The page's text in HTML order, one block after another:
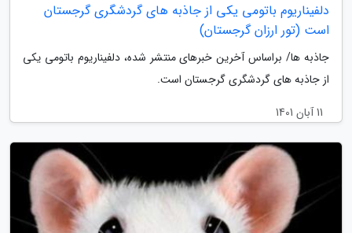
دلفیناریوم باتومی یکی از جاذبه های گردشگری گرجستان
است (تور ارزان گرجستان)
جاذبه ها/ براساس آخرین خبرهای منتشر شده، دلفیناریوم باتومی یکی
از جاذبه های گردشگری گرجستان است.
11 آبان 1401